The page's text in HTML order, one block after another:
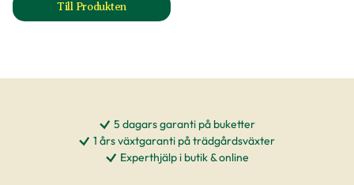
Till Produkten
till Planteringsjord 40 L, 30 st produktsida
5 dagars garanti på buketter
1 års växtgaranti på trädgårdsväxter
Experthjälp i butik & online